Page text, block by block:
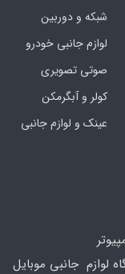
شبکه و دوربین
لوازم جانبی خودرو
صوتی تصویری
کولر و آبگرمکن
عینک و لوازم جانبی
لوازم جانبی موبایل